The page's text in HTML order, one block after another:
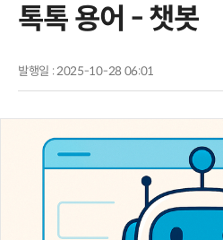
톡톡 용어 - 챗봇
발행일 : 2025-10-28 06:01